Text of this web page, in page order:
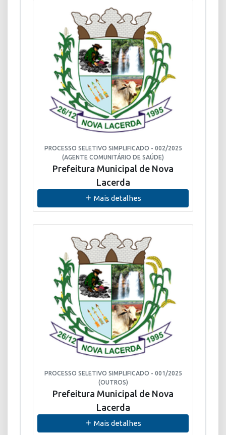
PROCESSO SELETIVO SIMPLIFICADO - 002/2025
(AGENTE COMUNITÁRIO DE SAÚDE)
Prefeitura Municipal de Nova
Lacerda
Mais detalhes
PROCESSO SELETIVO SIMPLIFICADO - 001/2025
(OUTROS)
Prefeitura Municipal de Nova
Lacerda
Mais detalhes